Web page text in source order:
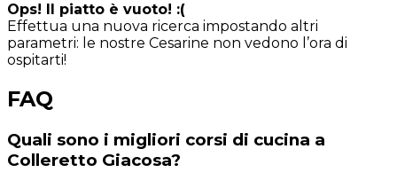
Ops! Il piatto è vuoto! :(
Effettua una nuova ricerca impostando altri
parametri: le nostre Cesarine non vedono l’ora di
ospitarti!
FAQ
Quali sono i migliori corsi di cucina a
Colleretto Giacosa?